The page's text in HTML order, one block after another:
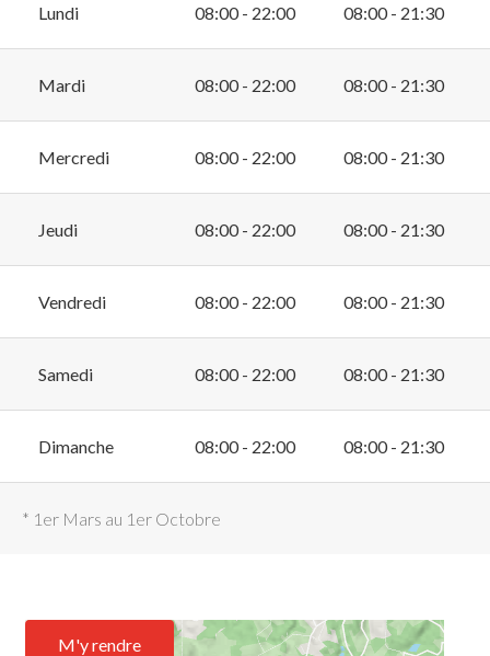
Lundi 08:00 - 22:00 08:00 - 21:30
Mardi 08:00 - 22:00 08:00 - 21:30
Mercredi 08:00 - 22:00 08:00 - 21:30
Jeudi 08:00 - 22:00 08:00 - 21:30
Vendredi 08:00 - 22:00 08:00 - 21:30
Samedi 08:00 - 22:00 08:00 - 21:30
Dimanche 08:00 - 22:00 08:00 - 21:30
* 1er Mars au 1er Octobre
M'y rendre